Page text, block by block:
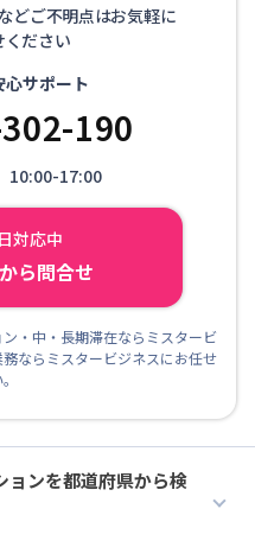
どご不明点はお気軽に
ください
サポート
190
10:00-17:00
対応中
ら問合せ
・中・長期滞在ならミスタービ
ならミスタービジネスにお任せ
ョンを都道府県から検